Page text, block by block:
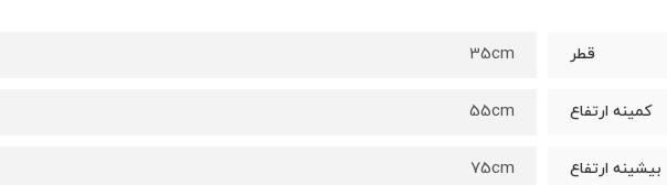
قطر 35cm
کمینه ارتفاع 55cm
بیشینه ارتفاع 75cm